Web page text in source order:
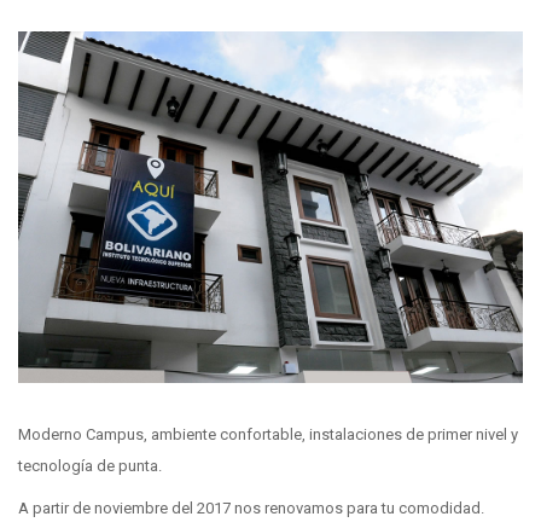
Moderno Campus, ambiente confortable, instalaciones de primer nivel y
tecnología de punta.
A partir de noviembre del 2017 nos renovamos para tu comodidad.